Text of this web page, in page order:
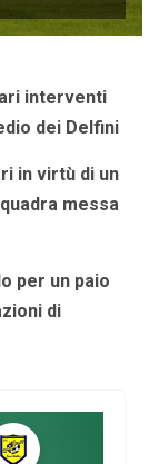
interventi
dei Delfini
in virtù di un
messa
per un paio
di